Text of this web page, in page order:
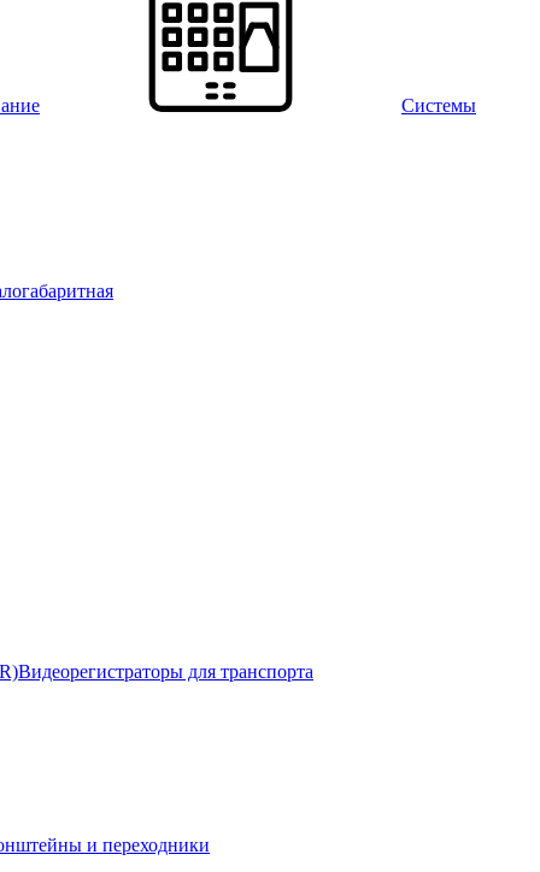
Системы
Видеорегистраторы для транспорта
и переходники